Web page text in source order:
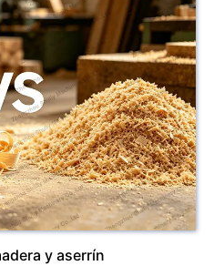
y aserrín